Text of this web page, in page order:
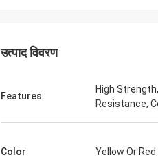
उत्पाद विवरण
Features
High
Resistance,
Color Yellow Or Red